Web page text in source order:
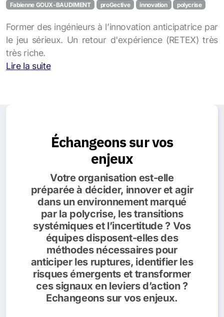
Fabienne GOUX-BAUDIMENT
proGective innovation polycrise
Former des ingénieurs à l’innovation anticipatrice par
le jeu sérieux. Un retour d'expérience (RETEX) très
très riche.
Lire la suite
Échangeons sur vos
enjeux
Votre organisation est-elle
préparée à décider, innover et agir
dans un environnement marqué
par la polycrise, les transitions
systémiques et l’incertitude ? Vos
équipes disposent-elles des
méthodes nécessaires pour
anticiper les ruptures, identifier les
risques émergents et transformer
ces signaux en leviers d’action ?
Echangeons sur vos enjeux.